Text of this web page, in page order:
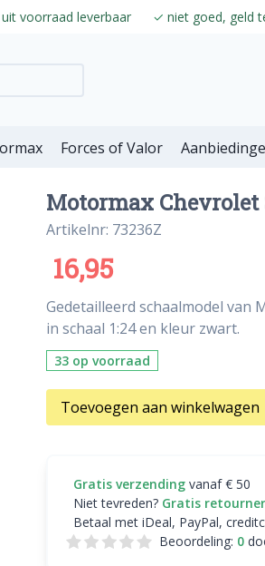
uit voorraad leverbaar ✓ niet goed, geld
Forces of Valor
Motormax Chevrolet
Artikelnr: 73236Z
16,95
Gedetailleerd schaalmodel van
in schaal 1:24 en kleur zwart.
33 op voorraad
Toevoegen aan winkelwagen
Gratis verzending vanaf € 50
Niet tevreden? Gratis
Betaal met iDeal, PayPal,
Beoordeling: 0